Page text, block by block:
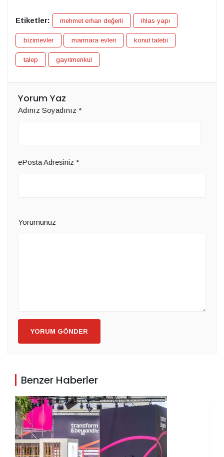
Etiketler: mehmet erhan değerli ihlas yapı
bizimevler marmara evleri konut talebi
talep gayrimenkul
Yorum Yaz
Adınız Soyadınız *
ePosta Adresiniz *
Yorumunuz
YORUM GÖNDER
Benzer Haberler